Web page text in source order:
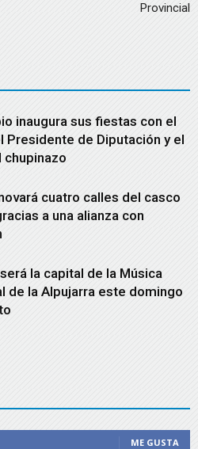
Provincial
inaugura sus fiestas con el
Presidente de Diputación y el
cuatro calles del casco
a una alianza con
la capital de la Música
de la Alpujarra este domingo
ME GUSTA